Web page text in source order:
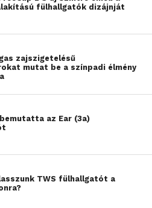
fülhallgatók dizájnját
zajszigetelésű
mutat be a színpadi élmény
az Ear (3a)
TWS fülhallgatót a